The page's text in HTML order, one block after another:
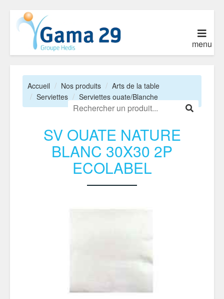
menu
Accueil Nos produits
Arts de la table
Serviettes
Serviettes ouate/Blanche
SV OUATE NATURE
BLANC 30X30 2P
ECOLABEL